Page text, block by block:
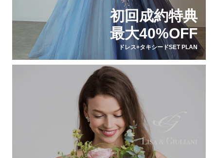
初回成約特典
最大40%OFF
ドレス+タキシードSET PLAN